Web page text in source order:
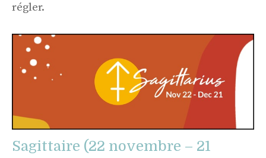
régler.
Sagittaire (22 novembre – 21